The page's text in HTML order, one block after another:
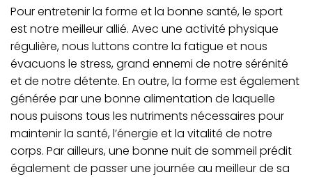
Pour entretenir la forme et la bonne santé, le sport
est notre meilleur allié. Avec une activité physique
régulière, nous luttons contre la fatigue et nous
évacuons le stress, grand ennemi de notre sérénité
et de notre détente. En outre, la forme est également
générée par une bonne alimentation de laquelle
nous puisons tous les nutriments nécessaires pour
maintenir la santé, l’énergie et la vitalité de notre
corps. Par ailleurs, une bonne nuit de sommeil prédit
également de passer une journée au meilleur de sa